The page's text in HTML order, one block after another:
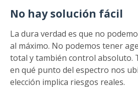
No hay solución fácil
La dura verdad es que no
al máximo. No podemos tener
total y también control absoluto.
en qué punto del espectro nos
elección implica riesgos reales.